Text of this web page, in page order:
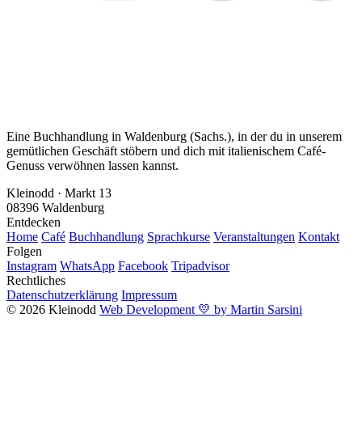
Eine Buchhandlung in Waldenburg (Sachs.), in der du in unserem
gemütlichen Geschäft stöbern und dich mit italienischem Café-
Genuss verwöhnen lassen kannst.
Kleinodd · Markt 13
08396 Waldenburg
Entdecken
Home Café Buchhandlung Sprachkurse Veranstaltungen Kontakt
Folgen
Instagram WhatsApp Facebook Tripadvisor
Rechtliches
Datenschutzerklärung Impressum
© 2026 Kleinodd Web Development 💛 by Martin Sarsini